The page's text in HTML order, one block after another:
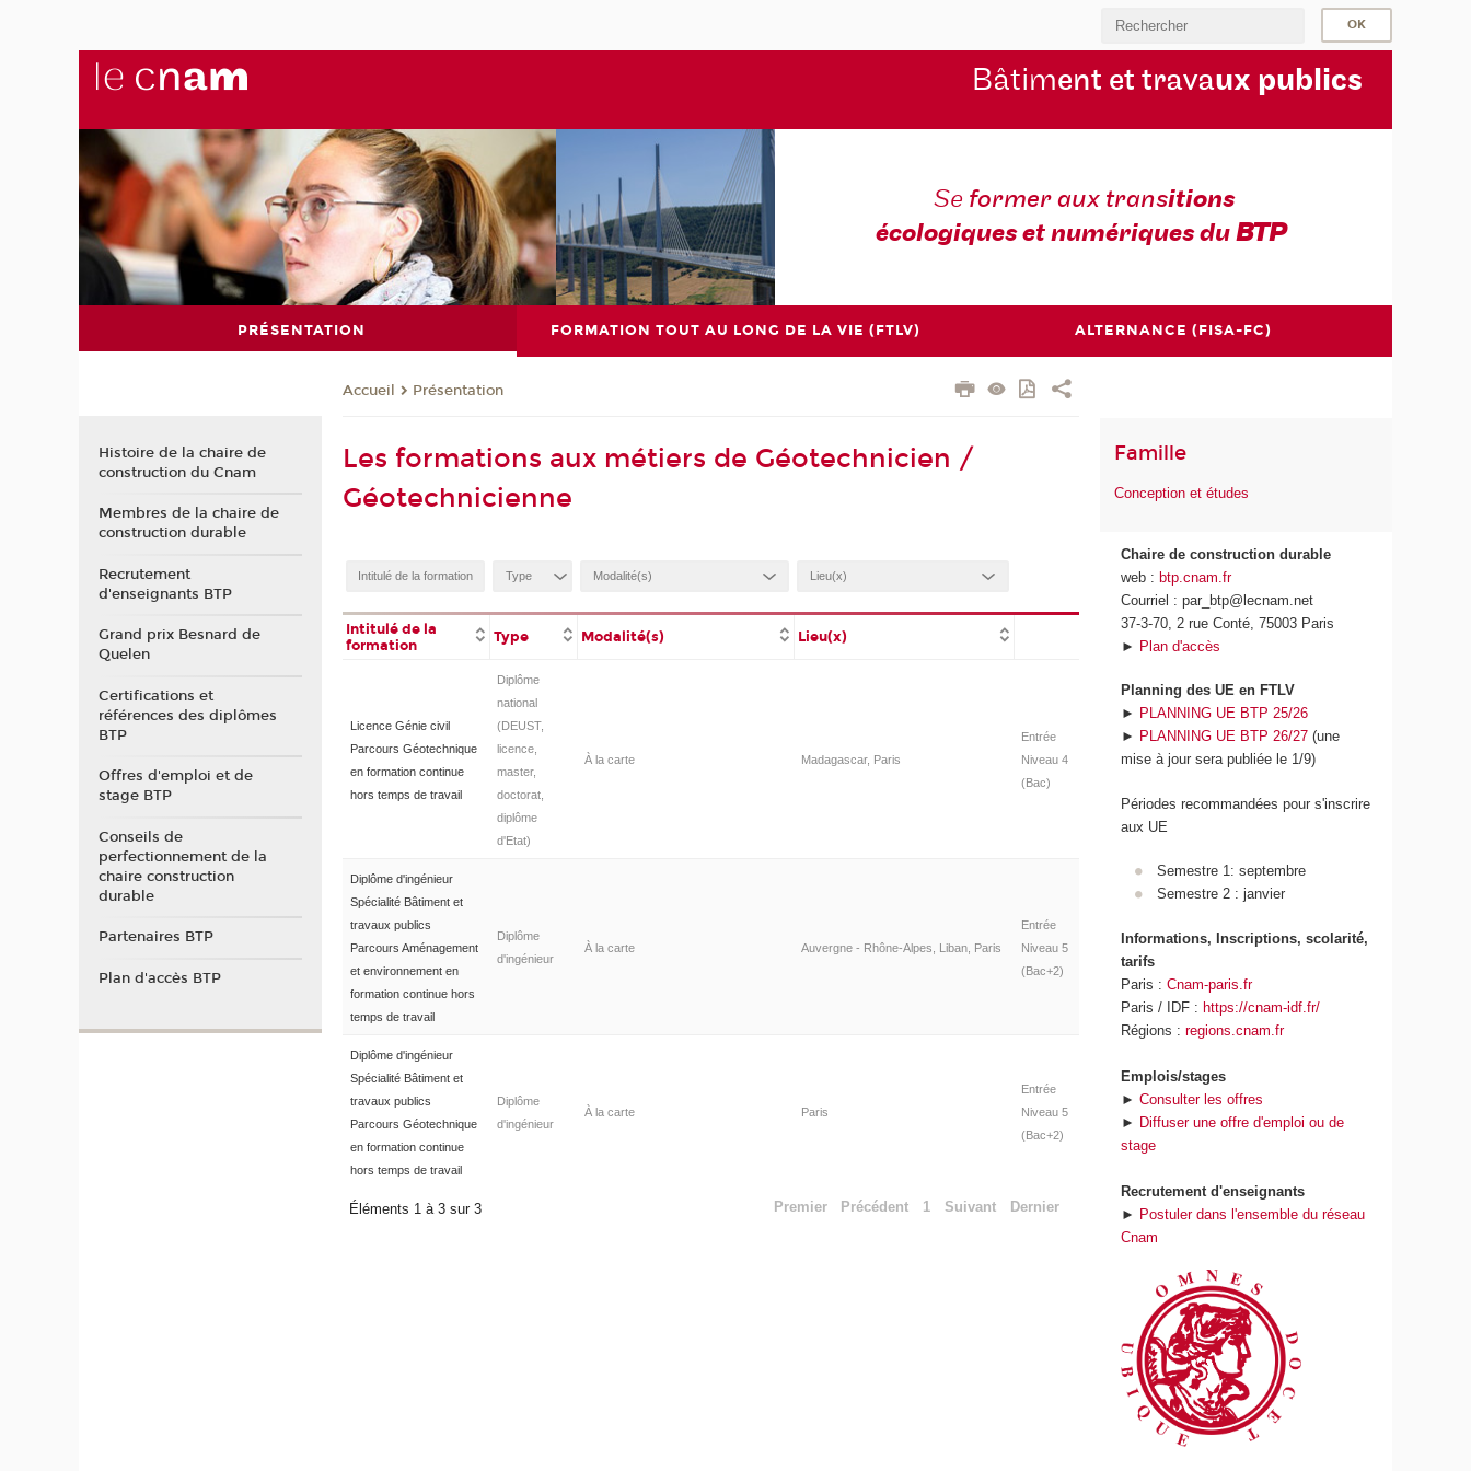
Bâtiment et travaux publics
Se former aux transitions
écologiques et numériques duBTP
PRÉSENTATION FORMATION TOUT AU LONG DE LA VIE (FTLV) ALTERNANCE (FISA-FC)
Accueil Présentation
Les formations aux métiers de Géotechnicien /
Géotechnicienne
Intitulé de la
formation
Type Modalité(s) Lieu(x)
Licence Génie civil
Parcours Géotechnique
en formation continue
hors temps de travail
Diplôme
national
(DEUST,
licence,
master,
doctorat,
diplôme
d'Etat)
À la carte Madagascar, Paris
Entrée
Niveau 4
(Bac)
Diplôme d'ingénieur
Spécialité Bâtiment et
travaux publics
Parcours Aménagement
et environnement en
formation continue hors
temps de travail
Diplôme
d'ingénieur
À la carte Auvergne - Rhône-Alpes, Liban, Paris
Entrée
Niveau 5
(Bac+2)
Diplôme d'ingénieur
Spécialité Bâtiment et
travaux publics
Parcours Géotechnique
en formation continue
hors temps de travail
Diplôme
d'ingénieur
À la carte Paris
Entrée
Niveau 5
(Bac+2)
Éléments 1 à 3 sur 3 Premier Précédent 1 Suivant Dernier
Famille
Conception et études
Chaire de construction durable
web : btp.cnam.fr
Courriel : par_btp@lecnam.net
37-3-70, 2 rue Conté, 75003 Paris
► Plan d'accès
Planning des UE en FTLV
► PLANNING UE BTP 25/26
► PLANNING UE BTP 26/27 (une
mise à jour sera publiée le 1/9)
Périodes recommandées pour s'inscrire
aux UE
Semestre 1: septembre
Semestre 2 : janvier
Informations, Inscriptions, scolarité,
tarifs
Paris :Cnam-paris.fr
Paris / IDF : https://cnam-idf.fr/
Régions :regions.cnam.fr
Emplois/stages
►Consulter les offres
► Diffuser une offre d'emploi ou de
stage
Recrutement d'enseignants
► Postuler dans l'ensemble du réseau
Cnam
Histoire de la chaire de
construction du Cnam
Membres de la chaire de
construction durable
Recrutement
d'enseignants BTP
Grand prix Besnard de
Quelen
Certifications et
références des diplômes
BTP
Offres d'emploi et de
stage BTP
Conseils de
perfectionnement de la
chaire construction
durable
Partenaires BTP
Plan d'accès BTP